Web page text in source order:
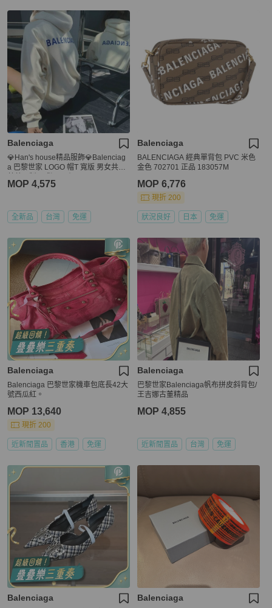
Balenciaga
💎Han's house精品服飾💎Balenciag
a 巴黎世家 LOGO 帽T 寬版 男女共穿
MOP 4,575
全新品 台灣 免運
Balenciaga
BALENCIAGA 經典單背包 PVC 米色
金色 702701 正品 183057M
MOP 6,776
現折 200
狀況良好 日本 免運
Balenciaga
Balenciaga 巴黎世家機車包底長42大
號西瓜紅。
MOP 13,640
現折 200
近新閒置品 香港 免運
Balenciaga
巴黎世家Balenciaga帆布拼皮斜背包/
王吉娜古董精品
MOP 4,855
近新閒置品 台灣 免運
Balenciaga Balenciaga